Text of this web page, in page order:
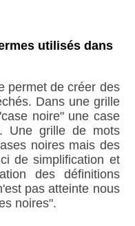
utilisés dans
permet de créer des
Dans une grille
noire" une case
Une grille de mots
noires mais des
de simplification et
des définitions
pas atteinte nous
noires".